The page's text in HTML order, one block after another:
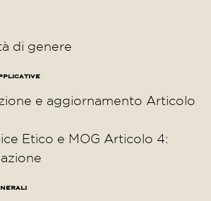
di genere
e aggiornamento Articolo
Etico e MOG Articolo 4: